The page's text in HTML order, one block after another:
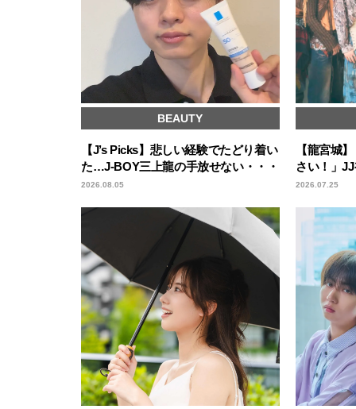
BEAUTY
【J’s Picks】悲しい経験でたどり着い
た…J-BOY三上龍の手放せない・・・
2026.08.05
【龍宮城
さい！」
2026.07.25